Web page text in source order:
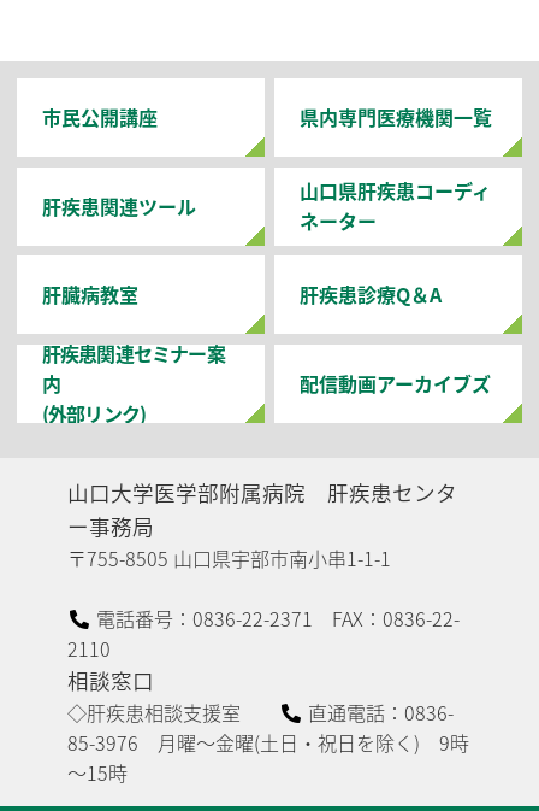
市民公開講座 県内専門医療機関一覧
肝疾患関連ツール
山口県肝疾患コーディ
ネーター
肝臓病教室 肝疾患診療Q＆A
肝疾患関連セミナー案
内
(外部リンク)
配信動画アーカイブズ
山口大学医学部附属病院
肝疾患センタ
ー事務局
〒755-8505 山口県宇部市南小串1-1-1
電話番号：0836-22-2371 FAX：0836-22-
2110
相談窓口
◇肝疾患相談支援室
直通電話：0836-
85-3976 月曜～金曜(土日・祝日を除く) 9時
～15時